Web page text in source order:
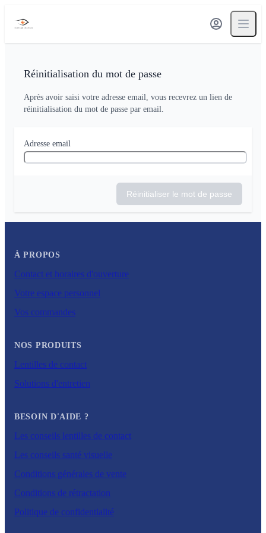
Réinitialisation du mot de passe
Après avoir saisi votre adresse email, vous recevrez un lien de
réinitialisation du mot de passe par email.
Adresse email
Réinitialiser le mot de passe
À PROPOS
Contact et horaires d'ouverture
Votre espace personnel
Vos commandes
NOS PRODUITS
Lentilles de contact
Solutions d'entretien
BESOIN D'AIDE ?
Les conseils lentilles de contact
Les conseils santé visuelle
Conditions générales de vente
Conditions de rétractation
Politique de confidentialité